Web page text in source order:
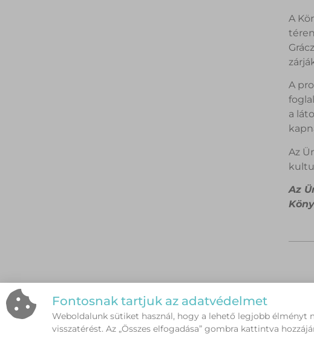
A
A
a
Az
Az
Fontosnak tartjuk az adatvédelmet
Weboldalunk sütiket használ, hogy a lehető legjobb élményt
visszatérést. Az „Összes elfogadása” gombra kattintva